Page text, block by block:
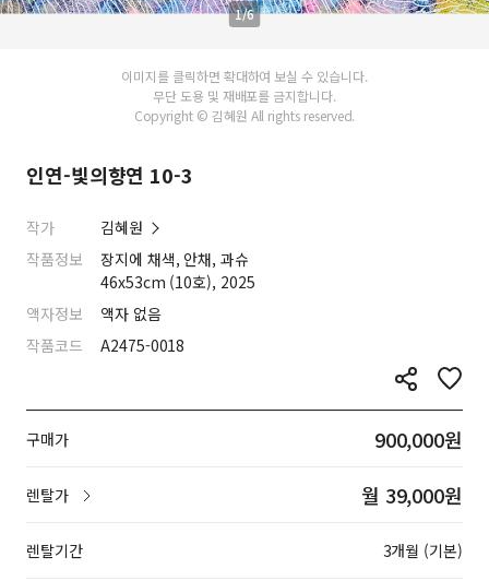
1/6
이미지를 클릭하면 확대하여 보실 수 있습니다.
무단 도용 및 재배포를 금지합니다.
Copyright © 김혜원 All rights reserved.
인연-빛의향연 10-3
작가
김혜원
작품정보
장지에 채색, 안채, 과슈
46x53cm (10호), 2025
액자정보
액자 없음
작품코드
A2475-0018
구매가 900,000원
렌탈가 월 39,000원
렌탈기간 3개월 (기본)